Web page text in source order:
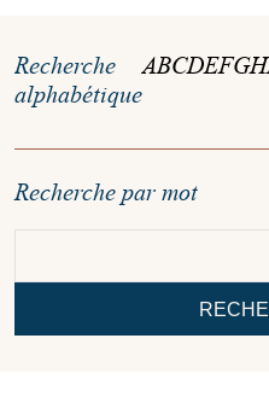
Recherche
alphabétique
ABCDEFGH
Recherche par mot